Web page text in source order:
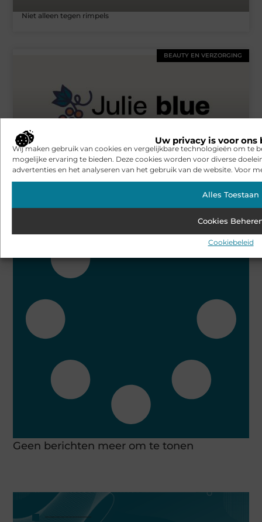
Uw privacy is voor
Wij maken gebruik van cookies en vergelijkbare technologieën om te
mogelijke ervaring te bieden. Deze cookies worden voor diverse
advertenties en het analyseren van het gebruik van de website. Voor
Alles Toestaan
Cookies
Cookiebeleid
Niet alleen tegen rimpels
BEAUTY EN VERZORGING
Na de middelbare school een pedicure opleiding volgen
Bekijk alle artikelen over dit onderwerp
Geen berichten meer om te tonen